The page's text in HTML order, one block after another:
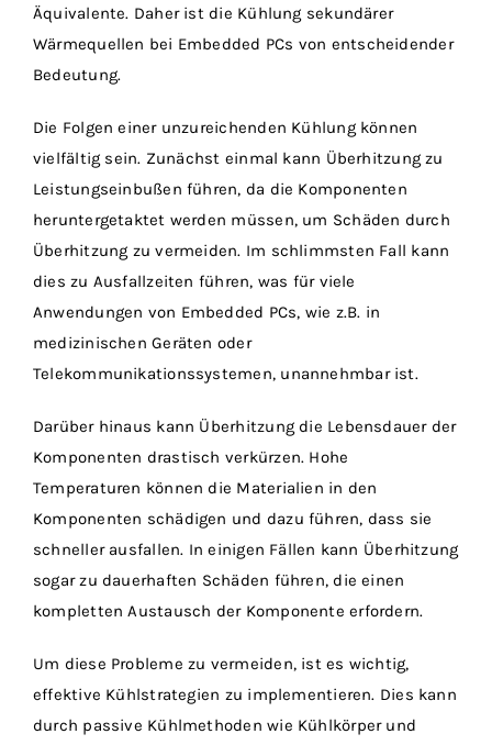
Äquivalente. Daher ist die Kühlung sekundärer
Wärmequellen bei Embedded PCs von entscheidender
Bedeutung.
Die Folgen einer unzureichenden Kühlung können
vielfältig sein. Zunächst einmal kann Überhitzung zu
Leistungseinbußen führen, da die Komponenten
heruntergetaktet werden müssen, um Schäden durch
Überhitzung zu vermeiden. Im schlimmsten Fall kann
dies zu Ausfallzeiten führen, was für viele
Anwendungen von Embedded PCs, wie z.B. in
medizinischen Geräten oder
Telekommunikationssystemen, unannehmbar ist.
Darüber hinaus kann Überhitzung die Lebensdauer der
Komponenten drastisch verkürzen. Hohe
Temperaturen können die Materialien in den
Komponenten schädigen und dazu führen, dass sie
schneller ausfallen. In einigen Fällen kann Überhitzung
sogar zu dauerhaften Schäden führen, die einen
kompletten Austausch der Komponente erfordern.
Um diese Probleme zu vermeiden, ist es wichtig,
effektive Kühlstrategien zu implementieren. Dies kann
durch passive Kühlmethoden wie Kühlkörper und